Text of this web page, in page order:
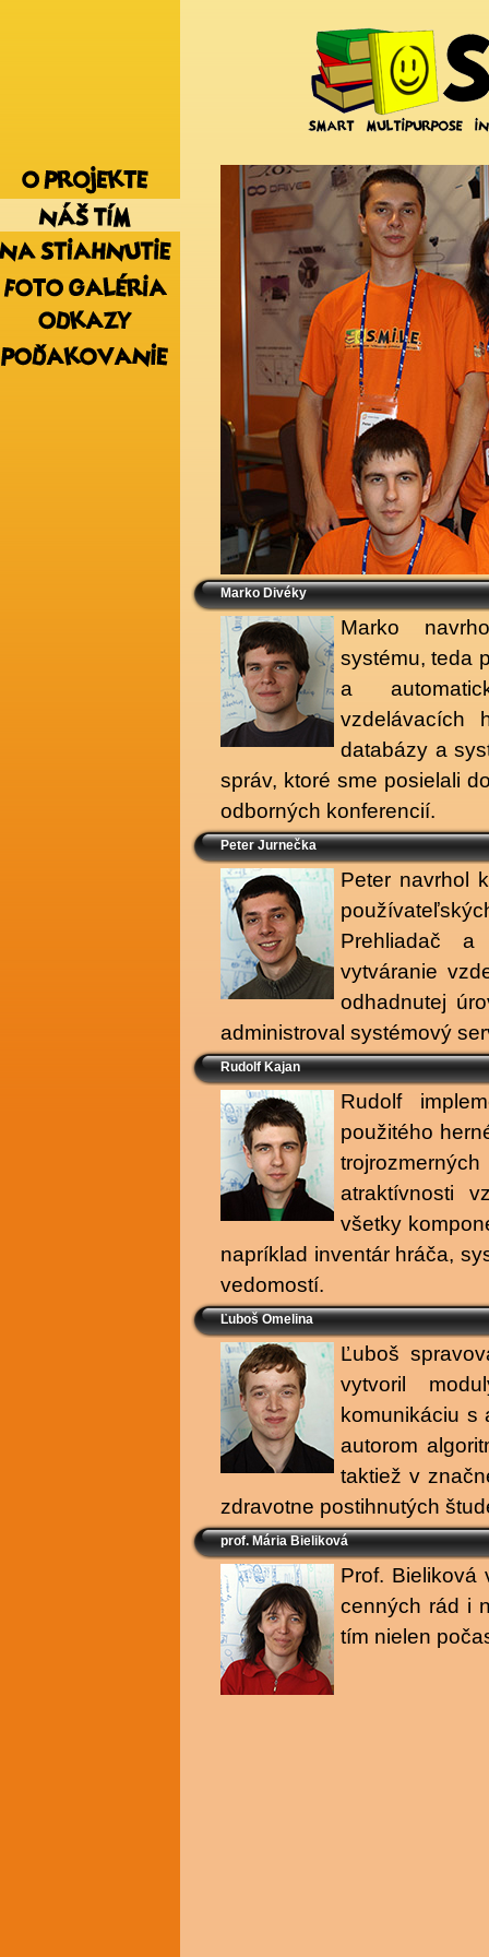
Marko Divéky
Marko
systému, teda
a
vzdelávacích
databázy a
správ, ktoré sme posielali
odborných konferencií.
Peter Jurnečka
Peter navrhol
Prehliadač a
vytváranie
odhadnutej
administroval systémový
Rudolf Kajan
Rudolf
použitého
atraktívnosti
všetky
napríklad inventár hráča,
vedomostí.
Ľuboš Omelina
Ľuboš
vytvoril
komunikáciu s
autorom
taktiež v
zdravotne postihnutých
prof. Mária Bieliková
Prof. Bieliková
cenných rád i
tím nielen